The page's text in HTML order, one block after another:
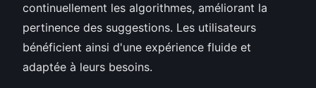
continuellement les algorithmes, améliorant la
pertinence des suggestions. Les utilisateurs
bénéficient ainsi d'une expérience fluide et
adaptée à leurs besoins.